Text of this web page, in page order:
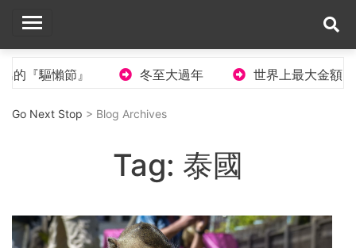
驅懶節』 冬至大過年 世界上最大金額彩票
Go Next Stop > Blog Archives
Tag: 泰國